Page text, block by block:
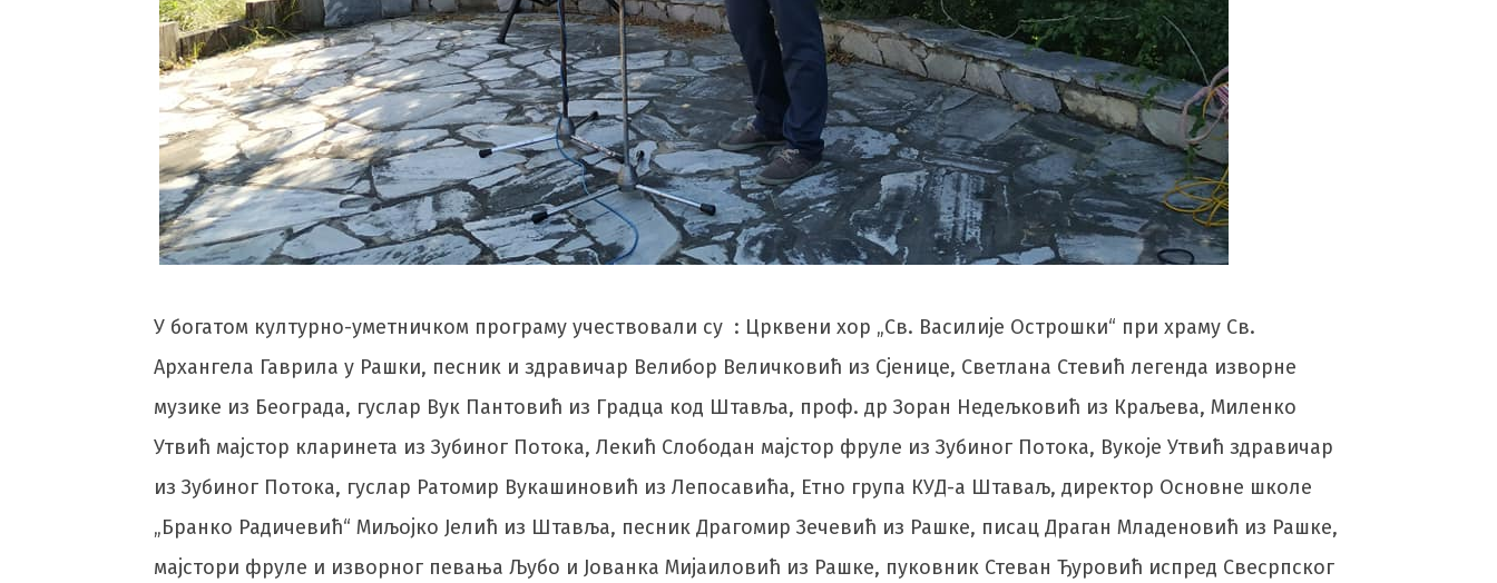
У богатом културно-уметничком програму учествовали су : Црквени хор „Св. Василије Острошки“ при храму Св.
Архангела Гаврила у Рашки, песник и здравичар Велибор Величковић из Сјенице, Светлана Стевић легенда изворне
музике из Београда, гуслар Вук Пантовић из Градца код Штавља, проф. др Зоран Недељковић из Краљева, Миленко
Утвић мајстор кларинета из Зубиног Потока, Лекић Слободан мајстор фруле из Зубиног Потока, Вукоје Утвић здравичар
из Зубиног Потока, гуслар Ратомир Вукашиновић из Лепосавића, Етно група КУД-а Штаваљ, директор Основне школе
„Бранко Радичевић“ Миљојко Јелић из Штавља, песник Драгомир Зечевић из Рашке, писац Драган Младеновић из Рашке,
мајстори фруле и изворног певања Љубо и Јованка Мијаиловић из Рашке, пуковник Стеван Ђуровић испред Свесрпског